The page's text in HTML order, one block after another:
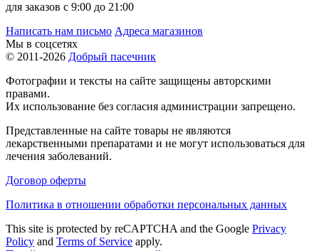
для заказов с 9:00 до 21:00
Написать нам письмо Адреса магазинов
Мы в соцсетях
© 2011-2026 Добрый пасечник
Фотографии и тексты на сайте защищены авторскими
правами.
Их использование без согласия администрации запрещено.
Представленные на сайте товары не являются
лекарственными препаратами и не могут использоваться для
лечения заболеваний.
Договор оферты
Политика в отношении обработки персональных данных
This site is protected by reCAPTCHA and the Google Privacy
Policy and Terms of Service apply.